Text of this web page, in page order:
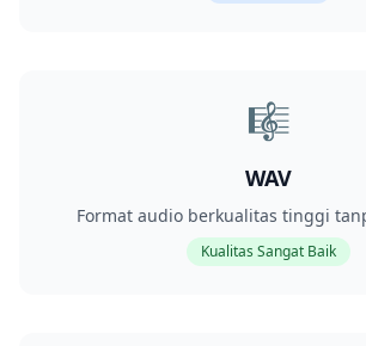
🎼
WAV
Format audio berkualitas tinggi
Kualitas Sangat Baik